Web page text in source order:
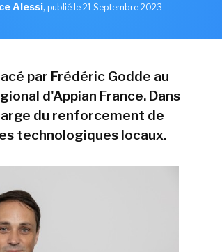
Alessi, publié le 21 Septembre 2023
par Frédéric Godde au
d'Appian France. Dans
du renforcement de
technologiques locaux.